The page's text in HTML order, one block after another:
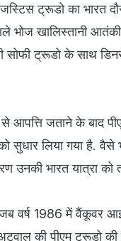
ट्रूडो का भारत
वाले भोज खालिस्तानी
ट्रूडो के साथ
आपत्ति जताने के बाद
लिया गया है. वैसे भी
उनकी भारत यात्रा को
वर्ष 1986 में वैंकूवर
की पीएम ट्रूडो की